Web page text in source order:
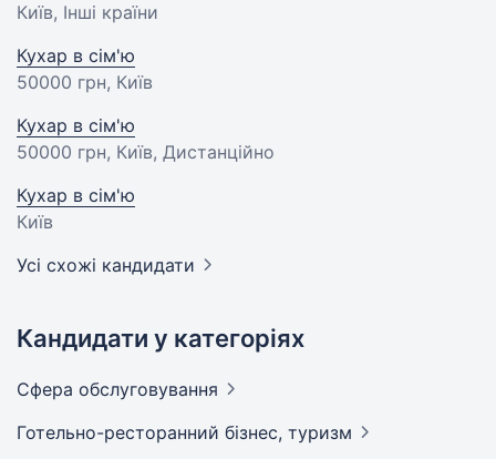
Київ, Інші країни
Кухар в сім'ю
50000 грн, Київ
Кухар в сім'ю
50000 грн, Київ, Дистанційно
Кухар в сім'ю
Київ
Усі схожі кандидати
Кандидати у категоріях
Сфера обслуговування
Готельно-ресторанний бізнес, туризм